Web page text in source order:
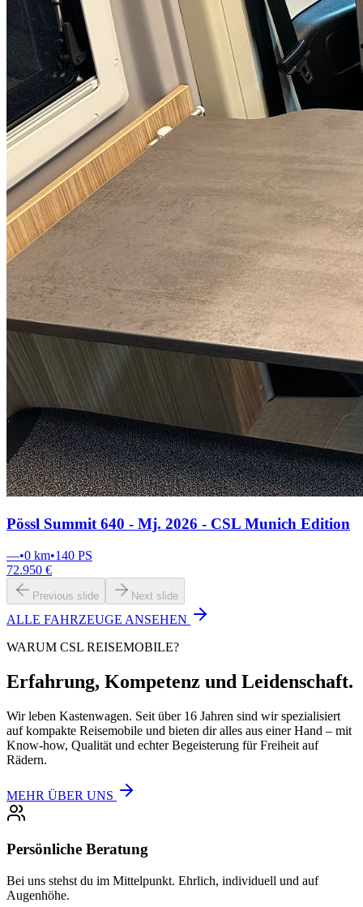
Pössl Summit 640 - Mj. 2026 - CSL Munich Edition
—•0 km•140 PS
72.950 €
Previous slide Next slide
ALLE FAHRZEUGE ANSEHEN
WARUM CSL REISEMOBILE?
Erfahrung, Kompetenz und Leidenschaft.
Wir leben Kastenwagen. Seit über 16 Jahren sind wir spezialisiert
auf kompakte Reisemobile und bieten dir alles aus einer Hand – mit
Know-how, Qualität und echter Begeisterung für Freiheit auf
Rädern.
MEHR ÜBER UNS
Persönliche Beratung
Bei uns stehst du im Mittelpunkt. Ehrlich, individuell und auf
Augenhöhe.